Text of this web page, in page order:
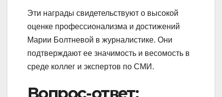
Эти награды свидетельствуют о высокой
оценке профессионализма и достижений
Марии Болтневой в журналистике. Они
подтверждают ее значимость и весомость в
среде коллег и экспертов по СМИ.
Вопрос-ответ: